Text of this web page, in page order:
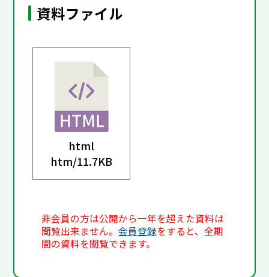
資料ファイル
html
htm/11.7KB
非会員の方は公開から一年を超えた資料は
閲覧出来ません。会員登録をすると、全期
間の資料を閲覧できます。